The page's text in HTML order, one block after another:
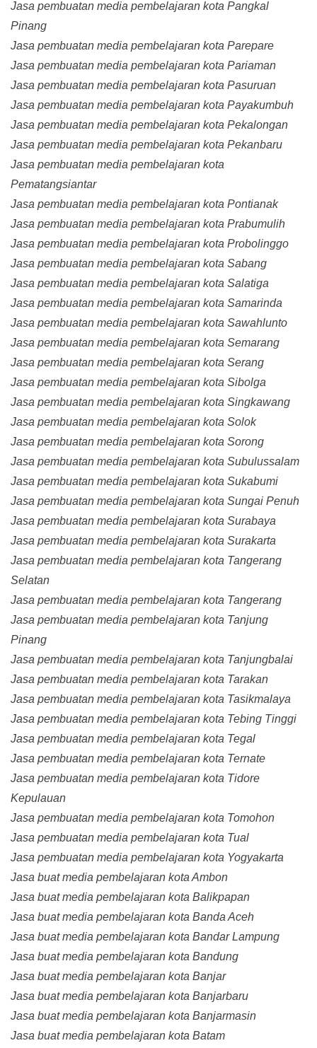
Jasa pembuatan media pembelajaran kota Pangkal
Pinang
Jasa pembuatan media pembelajaran kota Parepare
Jasa pembuatan media pembelajaran kota Pariaman
Jasa pembuatan media pembelajaran kota Pasuruan
Jasa pembuatan media pembelajaran kota Payakumbuh
Jasa pembuatan media pembelajaran kota Pekalongan
Jasa pembuatan media pembelajaran kota Pekanbaru
Jasa pembuatan media pembelajaran kota
Pematangsiantar
Jasa pembuatan media pembelajaran kota Pontianak
Jasa pembuatan media pembelajaran kota Prabumulih
Jasa pembuatan media pembelajaran kota Probolinggo
Jasa pembuatan media pembelajaran kota Sabang
Jasa pembuatan media pembelajaran kota Salatiga
Jasa pembuatan media pembelajaran kota Samarinda
Jasa pembuatan media pembelajaran kota Sawahlunto
Jasa pembuatan media pembelajaran kota Semarang
Jasa pembuatan media pembelajaran kota Serang
Jasa pembuatan media pembelajaran kota Sibolga
Jasa pembuatan media pembelajaran kota Singkawang
Jasa pembuatan media pembelajaran kota Solok
Jasa pembuatan media pembelajaran kota Sorong
Jasa pembuatan media pembelajaran kota Subulussalam
Jasa pembuatan media pembelajaran kota Sukabumi
Jasa pembuatan media pembelajaran kota Sungai Penuh
Jasa pembuatan media pembelajaran kota Surabaya
Jasa pembuatan media pembelajaran kota Surakarta
Jasa pembuatan media pembelajaran kota Tangerang
Selatan
Jasa pembuatan media pembelajaran kota Tangerang
Jasa pembuatan media pembelajaran kota Tanjung
Pinang
Jasa pembuatan media pembelajaran kota Tanjungbalai
Jasa pembuatan media pembelajaran kota Tarakan
Jasa pembuatan media pembelajaran kota Tasikmalaya
Jasa pembuatan media pembelajaran kota Tebing Tinggi
Jasa pembuatan media pembelajaran kota Tegal
Jasa pembuatan media pembelajaran kota Ternate
Jasa pembuatan media pembelajaran kota Tidore
Kepulauan
Jasa pembuatan media pembelajaran kota Tomohon
Jasa pembuatan media pembelajaran kota Tual
Jasa pembuatan media pembelajaran kota Yogyakarta
Jasa buat media pembelajaran kota Ambon
Jasa buat media pembelajaran kota Balikpapan
Jasa buat media pembelajaran kota Banda Aceh
Jasa buat media pembelajaran kota Bandar Lampung
Jasa buat media pembelajaran kota Bandung
Jasa buat media pembelajaran kota Banjar
Jasa buat media pembelajaran kota Banjarbaru
Jasa buat media pembelajaran kota Banjarmasin
Jasa buat media pembelajaran kota Batam